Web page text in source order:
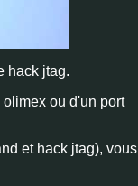
hack jtag.
ou d'un port
et hack jtag), vous